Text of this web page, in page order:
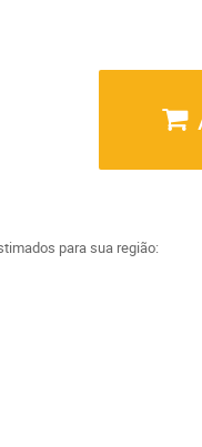
para sua região: